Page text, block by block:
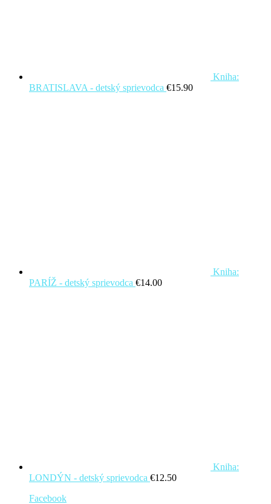
Kniha:
BRATISLAVA - detský sprievodca €15.90
Kniha:
PARÍŽ - detský sprievodca €14.00
Kniha:
LONDÝN - detský sprievodca €12.50
Facebook